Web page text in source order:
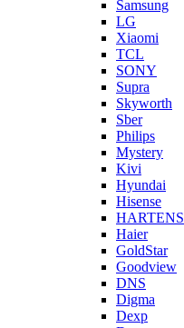
Samsung
LG
Xiaomi
TCL
SONY
Supra
Skyworth
Sber
Philips
Mystery
Kivi
Hyundai
Hisense
HARTENS
Haier
GoldStar
Goodview
DNS
Digma
Dexp